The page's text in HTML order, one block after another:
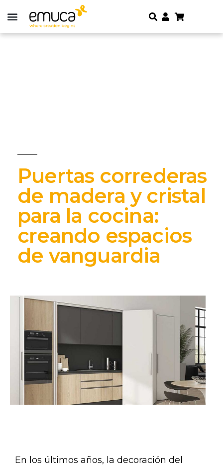
Puertas correderas
de madera y cristal
para la cocina:
creando espacios
de vanguardia
En los últimos años, la decoración del